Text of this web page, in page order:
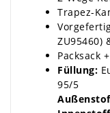
Trapez-
ZU95460)
Packsack
Füllung:
95/5